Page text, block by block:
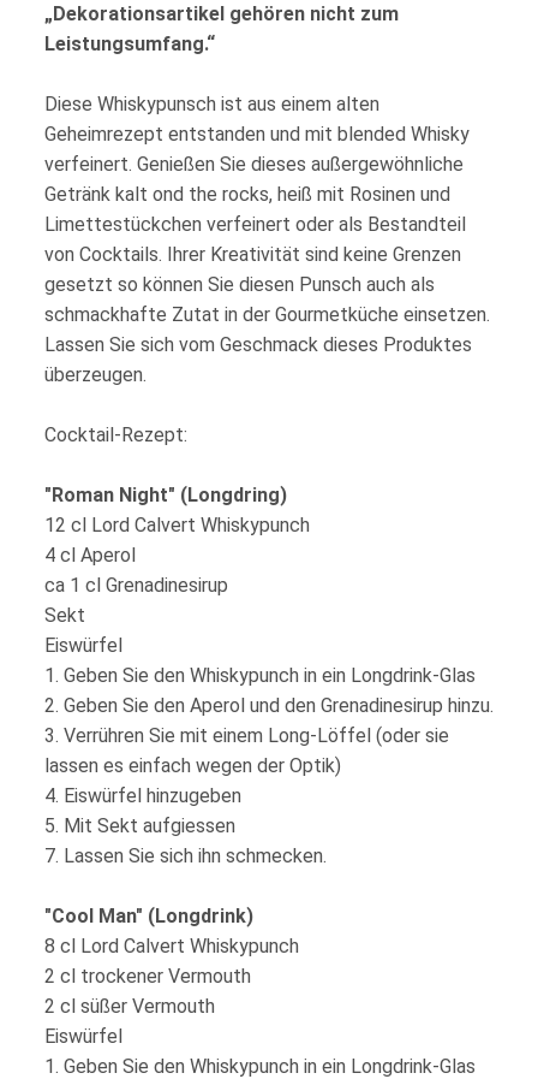
„Dekorationsartikel gehören nicht zum
Leistungsumfang.“
Diese Whiskypunsch ist aus einem alten
Geheimrezept entstanden und mit blended Whisky
verfeinert. Genießen Sie dieses außergewöhnliche
Getränk kalt ond the rocks, heiß mit Rosinen und
Limettestückchen verfeinert oder als Bestandteil
von Cocktails. Ihrer Kreativität sind keine Grenzen
gesetzt so können Sie diesen Punsch auch als
schmackhafte Zutat in der Gourmetküche einsetzen.
Lassen Sie sich vom Geschmack dieses Produktes
überzeugen.
Cocktail-Rezept:
"Roman Night" (Longdring)
12 cl Lord Calvert Whiskypunch
4 cl Aperol
ca 1 cl Grenadinesirup
Sekt
Eiswürfel
1. Geben Sie den Whiskypunch in ein Longdrink-Glas
2. Geben Sie den Aperol und den Grenadinesirup hinzu.
3. Verrühren Sie mit einem Long-Löffel (oder sie
lassen es einfach wegen der Optik)
4. Eiswürfel hinzugeben
5. Mit Sekt aufgiessen
7. Lassen Sie sich ihn schmecken.
"Cool Man" (Longdrink)
8 cl Lord Calvert Whiskypunch
2 cl trockener Vermouth
2 cl süßer Vermouth
Eiswürfel
1. Geben Sie den Whiskypunch in ein Longdrink-Glas